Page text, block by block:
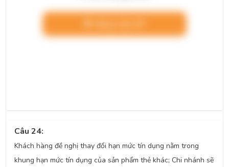
Câu 24:
Khách hàng đề nghị thay đổi hạn mức tín dụng nằm trong
khung hạn mức tín dụng của sản phẩm thẻ khác; Chi nhánh sẽ